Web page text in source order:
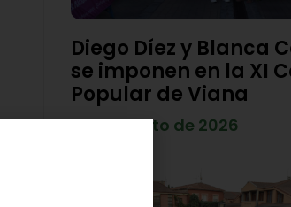
Diego Díez y Blanca
se imponen en la XI
Popular de Viana
4 de agosto de 2026